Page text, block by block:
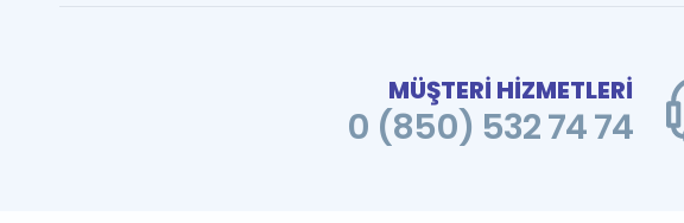
MÜŞTERİ HİZMETLERİ
0 (850) 532 74 74